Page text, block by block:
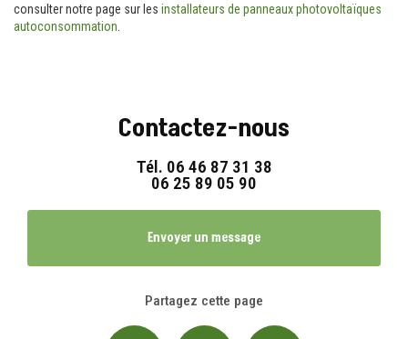
consulter notre page sur les installateurs de panneaux photovoltaïques
autoconsommation
Contactez-nous
Tél. 06 46 87 31 38
06 25 89 05 90
Envoyer un message
Partagez cette page
Facebook